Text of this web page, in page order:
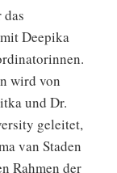
Deepika
wird von
und Dr.
geleitet,
van Staden
Rahmen der